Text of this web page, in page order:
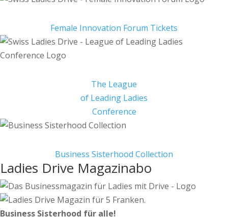
Female Innovation Forum Tickets
The League
of Leading Ladies
Conference
Business Sisterhood Collection
Ladies Drive Magazinabo
Business Sisterhood für alle!